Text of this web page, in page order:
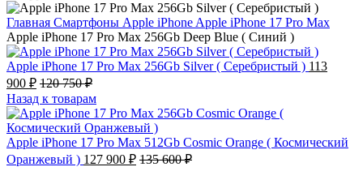
Главная Смартфоны Apple iPhone Apple iPhone 17 Pro Max
Apple iPhone 17 Pro Max 256Gb Deep Blue ( Синий )
Apple iPhone 17 Pro Max 256Gb Silver ( Серебристый ) 113
900 ₽ 120 750₽
Назад к товарам
Apple iPhone 17 Pro Max 512Gb Cosmic Orange ( Космический
Оранжевый ) 127 900 ₽ 135 600₽